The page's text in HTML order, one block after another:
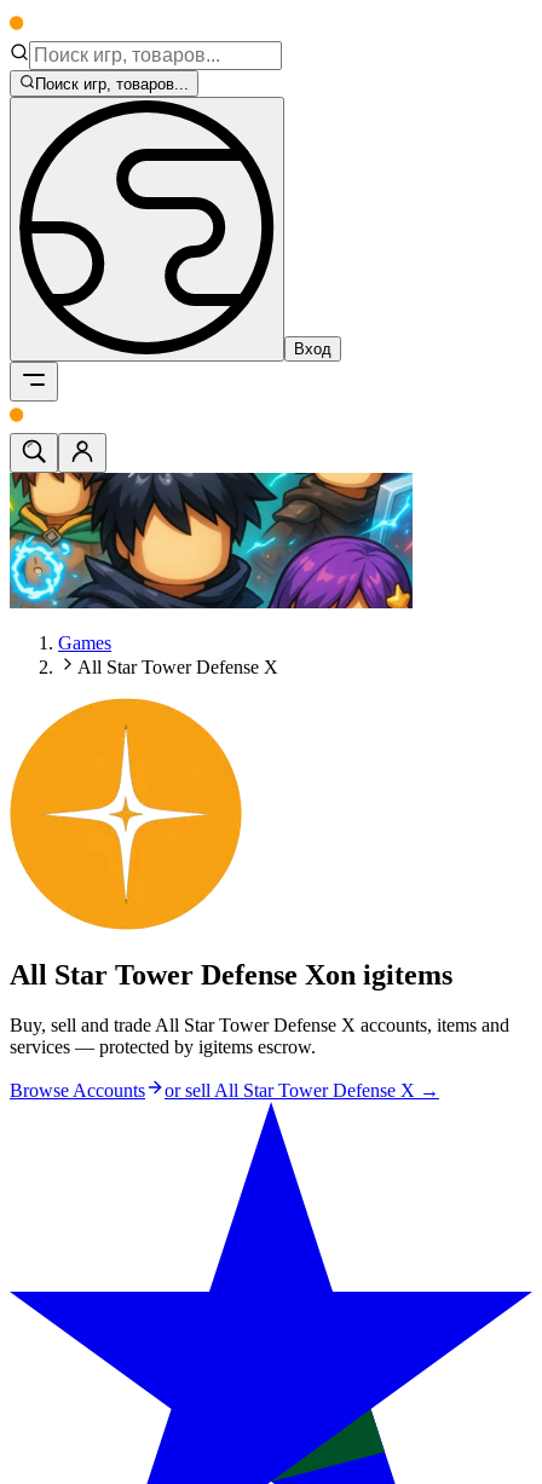
Поиск игр, товаров...
Вход
Games
All Star Tower Defense X
All Star Tower Defense Xon igitems
Buy, sell and trade All Star Tower Defense X accounts, items and
services — protected by igitems escrow.
Browse Accounts or sellAll Star Tower Defense X →